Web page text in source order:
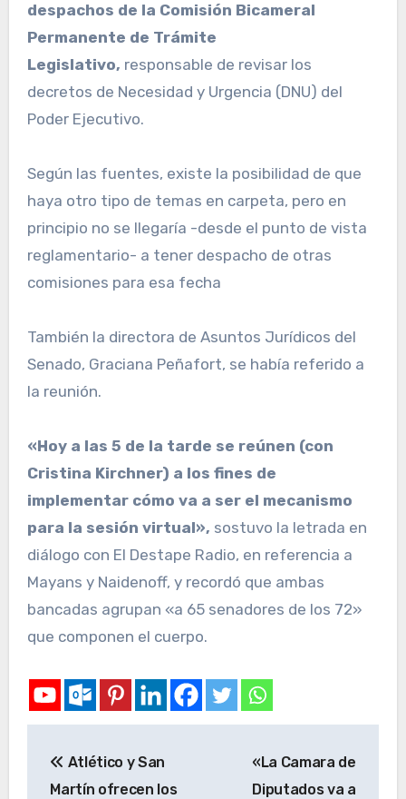
despachos de la Comisión Bicameral
Permanente de Trámite
Legislativo, responsable de revisar los
decretos de Necesidad y Urgencia (DNU) del
Poder Ejecutivo.
Según las fuentes, existe la posibilidad de que
haya otro tipo de temas en carpeta, pero en
principio no se llegaría -desde el punto de vista
reglamentario- a tener despacho de otras
comisiones para esa fecha
También la directora de Asuntos Jurídicos del
Senado, Graciana Peñafort, se había referido a
la reunión.
«Hoy a las 5 de la tarde se reúnen (con
Cristina Kirchner) a los fines de
implementar cómo va a ser el mecanismo
para la sesión virtual», sostuvo la letrada en
diálogo con El Destape Radio, en referencia a
Mayans y Naidenoff, y recordó que ambas
bancadas agrupan «a 65 senadores de los 72»
que componen el cuerpo.
Atlético y San
Martín ofrecen los
«La Camara de
Diputados va a